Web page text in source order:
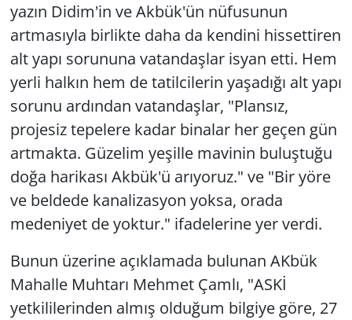
yazın Didim'in ve Akbük'ün nüfusunun
artmasıyla birlikte daha da kendini hissettiren
alt yapı sorununa vatandaşlar isyan etti. Hem
yerli halkın hem de tatilcilerin yaşadığı alt yapı
sorunu ardından vatandaşlar, "Plansız,
projesiz tepelere kadar binalar her geçen gün
artmakta. Güzelim yeşille mavinin buluştuğu
doğa harikası Akbük'ü arıyoruz." ve "Bir yöre
ve beldede kanalizasyon yoksa, orada
medeniyet de yoktur." ifadelerine yer verdi.
Bunun üzerine açıklamada bulunan AKbük
Mahalle Muhtarı Mehmet Çamlı, "ASKİ
yetkililerinden almış olduğum bilgiye göre, 27
SAĞLIK
SİYASET
SPOR
Yerel